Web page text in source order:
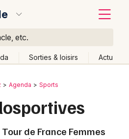
etc.
Sorties & loisirs Actu
Agenda Sports
Tour de France Femmes
Changer de lieu
Effacer les dates